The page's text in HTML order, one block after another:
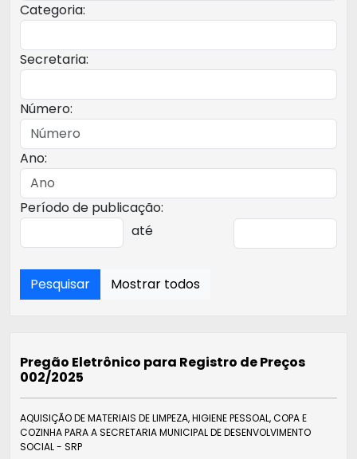
Categoria:
Secretaria:
Número:
Ano:
Período de publicação:
até
Pesquisar Mostrar todos
Pregão Eletrônico para Registro de Preços
002/2025
AQUISIÇÃO DE MATERIAIS DE LIMPEZA, HIGIENE PESSOAL, COPA E
COZINHA PARA A SECRETARIA MUNICIPAL DE DESENVOLVIMENTO
SOCIAL - SRP